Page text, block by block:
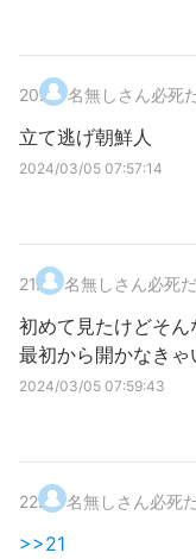
20. 名無しさん必死
立て逃げ朝鮮人
2024/03/05 07:57:14
21. 名無しさん必死
初めて見たけどそ
最初から開かなきゃ
2024/03/05 07:59:43
22. 名無しさん必死
>>21